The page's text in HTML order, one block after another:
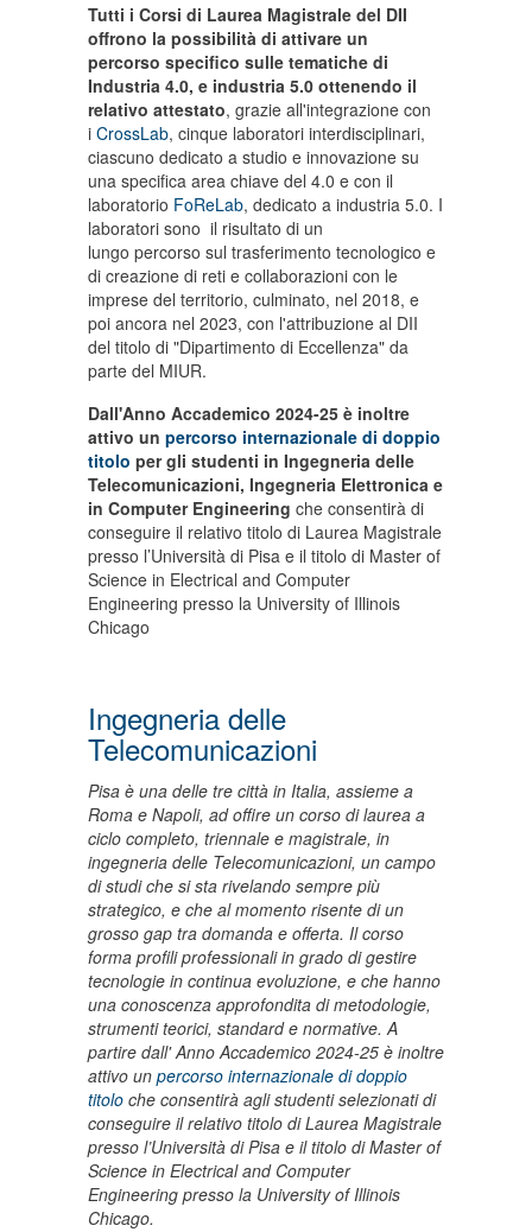
Tutti i Corsi di Laurea Magistrale del DII
offrono la possibilità di attivare un
percorso specifico sulle tematiche di
Industria 4.0, e industria 5.0 ottenendo il
relativo attestato, grazie all'integrazione con
i CrossLab, cinque laboratori interdisciplinari,
ciascuno dedicato a studio e innovazione su
una specifica area chiave del 4.0 e con il
laboratorio FoReLab, dedicato a industria 5.0. I
laboratori sono il risultato di un
lungo percorso sul trasferimento tecnologico e
di creazione di reti e collaborazioni con le
imprese del territorio, culminato, nel 2018, e
poi ancora nel 2023, con l'attribuzione al DII
del titolo di "Dipartimento di Eccellenza" da
parte del MIUR.
Dall'Anno Accademico 2024-25 è inoltre
attivo un percorso internazionale di doppio
titolo per gli studenti in Ingegneria delle
Telecomunicazioni, Ingegneria Elettronica e
in Computer Engineering che consentirà di
conseguire il relativo titolo di Laurea Magistrale
presso l’Università di Pisa e il titolo di Master of
Science in Electrical and Computer
Engineering presso la University of Illinois
Chicago
Ingegneria delle
Telecomunicazioni
Pisa è una delle tre città in Italia, assieme a
Roma e Napoli, ad offire un corso di laurea a
ciclo completo, triennale e magistrale, in
ingegneria delle Telecomunicazioni, un campo
di studi che si sta rivelando sempre più
strategico, e che al momento risente di un
grosso gap tra domanda e offerta. Il corso
forma profili professionali in grado di gestire
tecnologie in continua evoluzione, e che hanno
una conoscenza approfondita di metodologie,
strumenti teorici, standard e normative. A
partire dall' Anno Accademico 2024-25 è inoltre
attivo un percorso internazionale di doppio
titolo che consentirà agli studenti selezionati di
conseguire il relativo titolo di Laurea Magistrale
presso l’Università di Pisa e il titolo di Master of
Science in Electrical and Computer
Engineering presso la University of Illinois
Chicago.